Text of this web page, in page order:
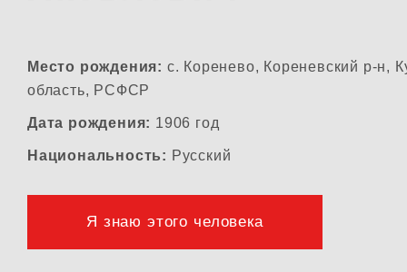
Место рождения: с. Коренево, Кореневский р-н,
область, РСФСР
Дата рождения: 1906 год
Национальность: Русский
Я знаю этого человека